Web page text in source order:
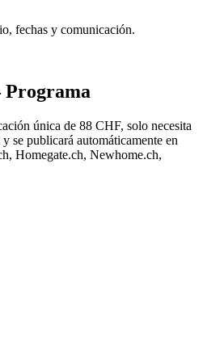
fechas y comunicación.
Programa
única de 88 CHF, solo necesita
se publicará automáticamente en
Homegate.ch, Newhome.ch,